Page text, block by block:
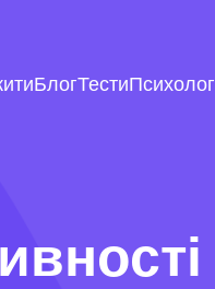
БлогТестиПсихолог